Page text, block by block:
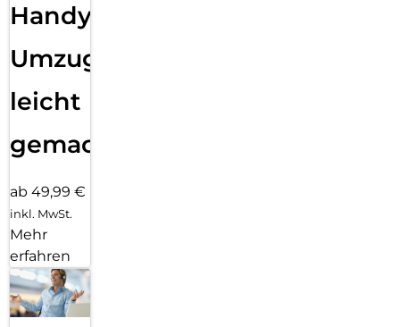
Handy
Umzug
leicht
gemacht!
ab 49,99 €
inkl. MwSt.
Mehr
erfahren